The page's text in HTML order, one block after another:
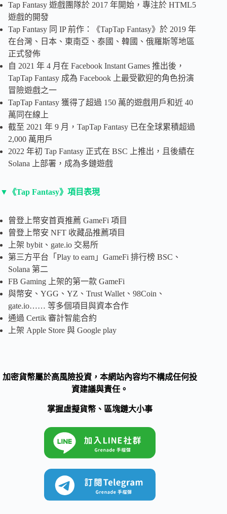
Tap Fantasy 遊戲團隊於 2017 年開始，專注於 HTML5
遊戲的開發
Tap Fantasy 同 IP 前作：《TapTap Fantasy》於 2019 年
在台灣、日本、東南亞、泰國、韓國、俄羅斯等地區
正式發佈
自 2021 年 4 月在 Facebook Instant Games 推出後，
TapTap Fantasy 成為 Facebook 上最受歡迎的角色扮演
冒險遊戲之一
TapTap Fantasy 獲得了超過 150 萬的遊戲用戶和近 40
萬同在線上
截至 2021 年 9 月，TapTap Fantasy 已在全球累積超過
2,000 萬用戶
2022 年初 Tap Fantasy 正式在 BSC 上推出，且後續在
Solana 上部署，成為多鏈遊戲
▼《Tap Fantasy》項目表現
曾登上幣安首頁推薦 GameFi 項目
曾登上幣安 NFT 收藏品推薦項目
上架 bybit、gate.io 交易所
第三方平台「Play to earn」GameFi 排行榜 BSC、
Solana 第二
FB Gaming 上架的第一款 GameFi
與幣安、YGG、YZ、Trust Wallet、98Coin、
gate.io…… 等多個項目與資本合作
通過 Certik 審計智能合約
上架 Apple Store 與 Google play
加密貨幣屬於高風險投資，本網站內容均不構成任何投
資建議與責任。
掌握虛擬貨幣、區塊鏈大小事